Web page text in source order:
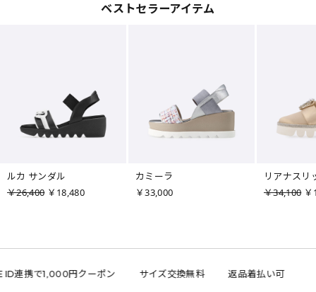
ベストセラーアイテム
ルカ サンダル
￥26,400 ￥18,480
カミーラ
￥33,000
リアナスリ
￥34,100
連携で1,000円クーポン サイズ交換無料 返品着払い可